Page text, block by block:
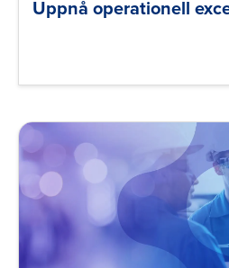
Uppnå operationell